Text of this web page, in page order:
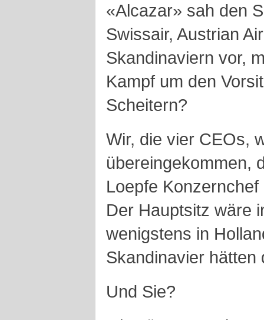
«Alcazar» sah den
Swissair, Austrian
Skandinaviern vor,
Kampf um den
Scheitern?
Wir, die vier CEOs,
übereingekommen,
Loepfe
Der Hauptsitz wäre
wenigstens in
Skandinavier hätten
Und Sie?